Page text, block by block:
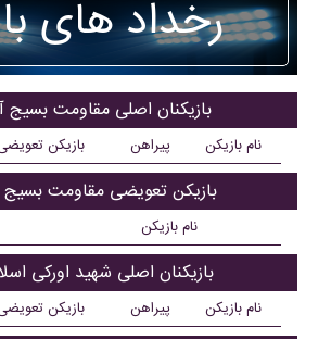
رخداد های
بازیکنان اصلی مقاومت بسیج
نام بازیکن پیراهن بازیکن
بازیکن تعویضی مقاومت بسیج
نام بازیکن
بازیکنان اصلی شهید اورکی
نام بازیکن پیراهن بازیکن